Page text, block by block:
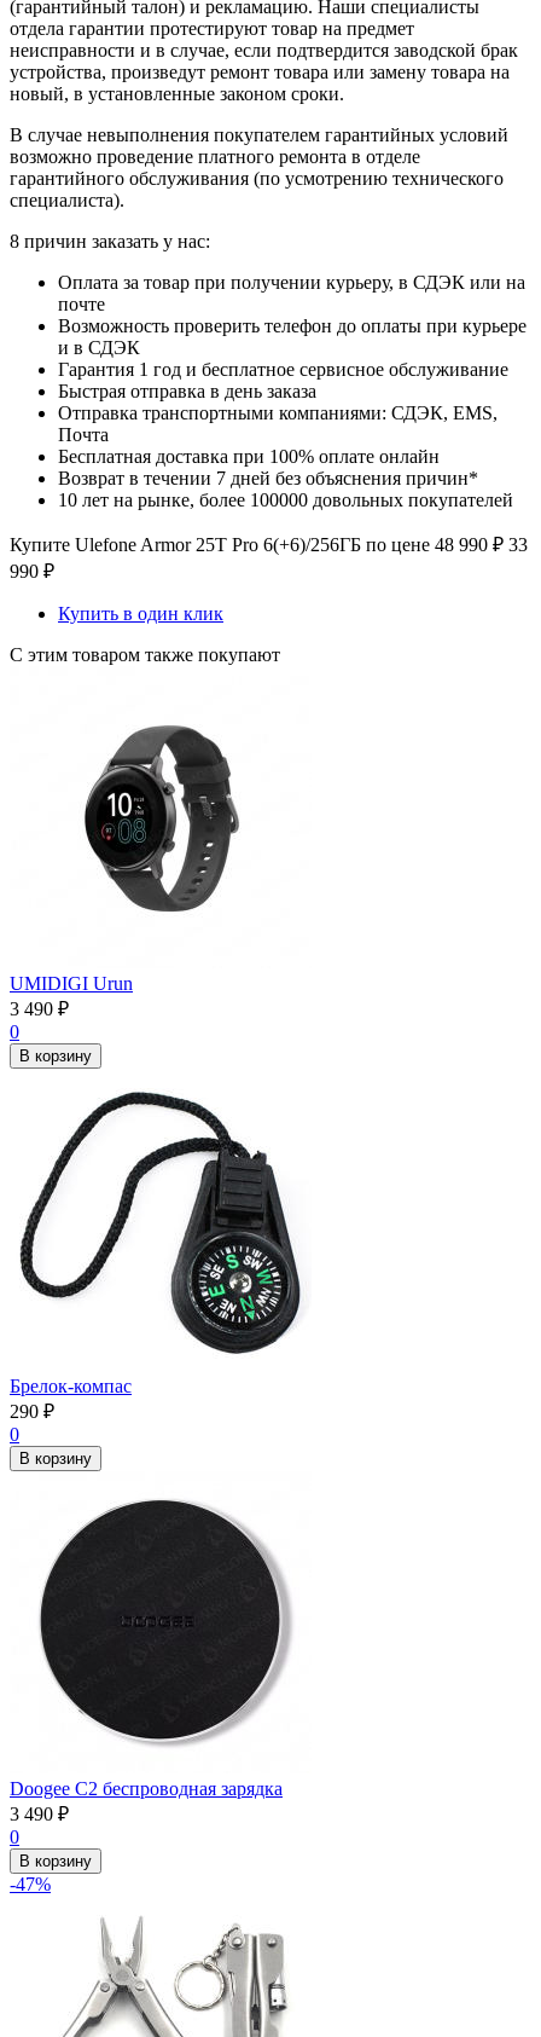
(гарантийный талон) и рекламацию. Наши специалисты
отдела гарантии протестируют товар на предмет
неисправности и в случае, если подтвердится заводской брак
устройства, произведут ремонт товара или замену товара на
новый, в установленные законом сроки.
В случае невыполнения покупателем гарантийных условий
возможно проведение платного ремонта в отделе
гарантийного обслуживания (по усмотрению технического
специалиста).
8 причин заказать у нас:
Оплата за товар при получении курьеру, в СДЭК или на
почте
Возможность проверить телефон до оплаты при курьере
и в СДЭК
Гарантия 1 год и бесплатное сервисное обслуживание
Быстрая отправка в день заказа
Отправка транспортными компаниями: СДЭК, EMS,
Почта
Бесплатная доставка при 100% оплате онлайн
Возврат в течении 7 дней без объяснения причин*
10 лет на рынке, более 100000 довольных покупателей
Купите Ulefone Armor 25T Pro 6(+6)/256ГБ по цене 48 990 ₽ 33
990 ₽
Купить в один клик
С этим товаром также покупают
UMIDIGI Urun
3 490 ₽
0
В корзину
Брелок-компас
290 ₽
0
В корзину
Doogee C2 беспроводная зарядка
3 490 ₽
0
В корзину
-47%